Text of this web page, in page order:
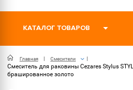
КАТАЛОГ ТОВАРОВ
Главная Смесители
Смеситель для раковины Cezares Stylus
брашированное золото